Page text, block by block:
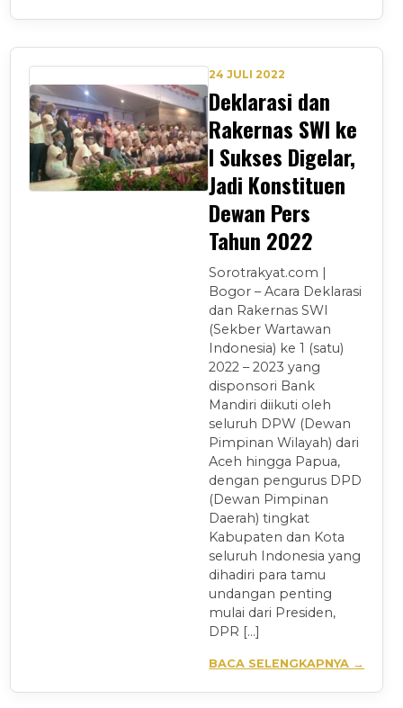
24 JULI 2022
Deklarasi dan
Rakernas SWI ke
I Sukses Digelar,
Jadi Konstituen
Dewan Pers
Tahun 2022
Sorotrakyat.com |
Bogor – Acara Deklarasi
dan Rakernas SWI
(Sekber Wartawan
Indonesia) ke 1 (satu)
2022 – 2023 yang
disponsori Bank
Mandiri diikuti oleh
seluruh DPW (Dewan
Pimpinan Wilayah) dari
Aceh hingga Papua,
dengan pengurus DPD
(Dewan Pimpinan
Daerah) tingkat
Kabupaten dan Kota
seluruh Indonesia yang
dihadiri para tamu
undangan penting
mulai dari Presiden,
DPR […]
BACA SELENGKAPNYA →